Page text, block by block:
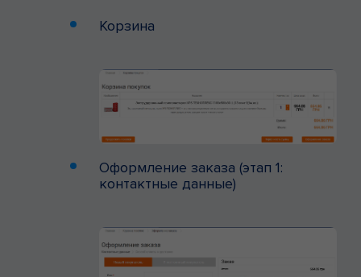
Корзина
Оформление заказа (этап 1:
контактные данные)